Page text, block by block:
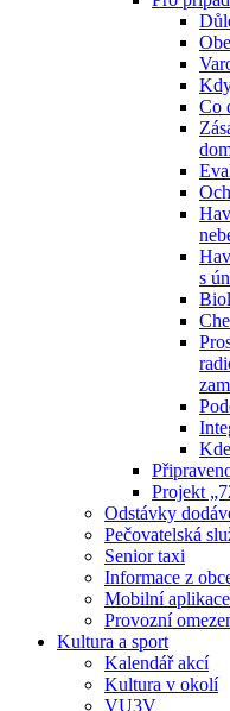
Co
s
Projekt
Odstávky
Pečovatelská
Senior taxi
Informace z
Mobilní aplikace
Provozní
Kultura a sport
Kalendář akcí
Kultura v okolí
VU3V